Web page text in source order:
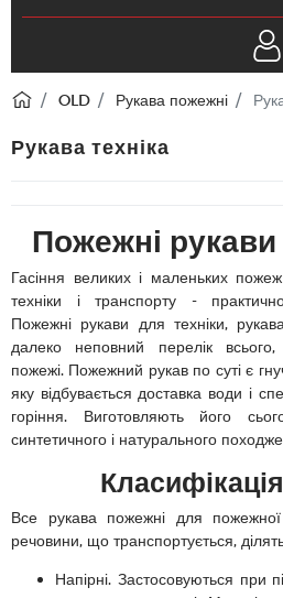
OLD Рукава пожежні
Рукава техніка
Пожежні рукави
Гасіння великих і маленьких
техніки і транспорту -
Пожежні рукави для техніки,
далеко неповний перелік
пожежі. Пожежний рукав по суті є
яку відбувається доставка води і
горіння. Виготовляють його
синтетичного і натурального
Все рукава пожежні для пожежної
речовини, що транспортується,
Напірні. Застосовуються при